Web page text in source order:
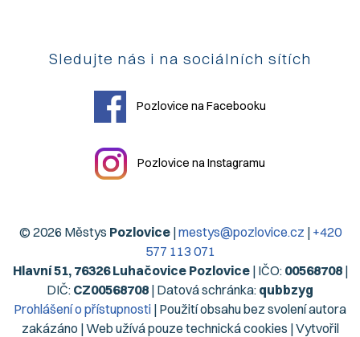
Sledujte nás i na sociálních sítích
Pozlovice na Facebooku
Pozlovice na Instagramu
© 2026 Městys Pozlovice|mestys@pozlovice.cz | +420
577 113 071
Hlavní 51, 76326 Luhačovice Pozlovice| IČO: 00568708|
DIČ: CZ00568708 | Datová schránka: qubbzyg
Prohlášení o přístupnosti | Použití obsahu bez svolení autora
zakázáno | Web užívá pouze technická cookies | Vytvořil